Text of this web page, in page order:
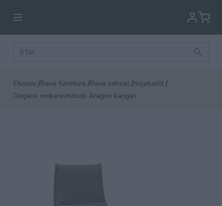
Etusivu /Rave furniture /Rave sohvat /nojatuolit /
Degano mekanismituoli Aragon kangas